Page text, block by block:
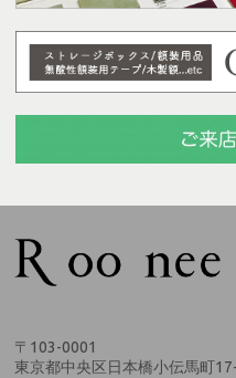
〒103-0001
東京都中央区日本橋小伝馬町